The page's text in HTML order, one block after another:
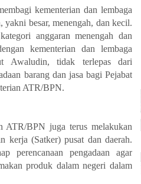
kementerian dan lembaga
yakni besar, menengah, dan kecil.
anggaran menengah dan
kementerian dan lembaga
Awaludin, tidak terlepas dari
barang dan jasa bagi Pejabat
ATR/BPN.
ATR/BPN juga terus melakukan
kerja (Satker) pusat dan daerah.
perencanaan pengadaan agar
produk dalam negeri dalam